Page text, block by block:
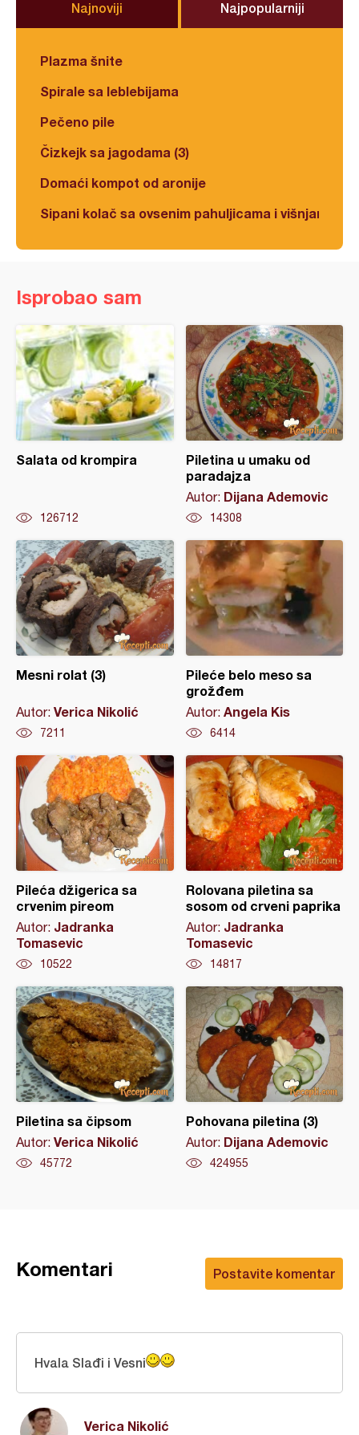
Najnoviji Najpopularniji
Plazma šnite
Spirale sa leblebijama
Pečeno pile
Čizkejk sa jagodama (3)
Domaći kompot od aronije
Sipani kolač sa ovsenim pahuljicama i višnjama
Isprobao sam
Salata od krompira
126712
Piletina u umaku od
paradajza
Autor: Dijana Ademovic
14308
Mesni rolat (3)
Autor: Verica Nikolić
7211
Pileće belo meso sa
grožđem
Autor: Angela Kis
6414
Pileća džigerica sa
crvenim pireom
Autor: Jadranka
Tomasevic
10522
Rolovana piletina sa
sosom od crveni paprika
Autor: Jadranka
Tomasevic
14817
Piletina sa čipsom
Autor: Verica Nikolić
45772
Pohovana piletina (3)
Autor: Dijana Ademovic
424955
Postavite komentar
Komentari
Verica Nikolić
Hvala Slađi i Vesni